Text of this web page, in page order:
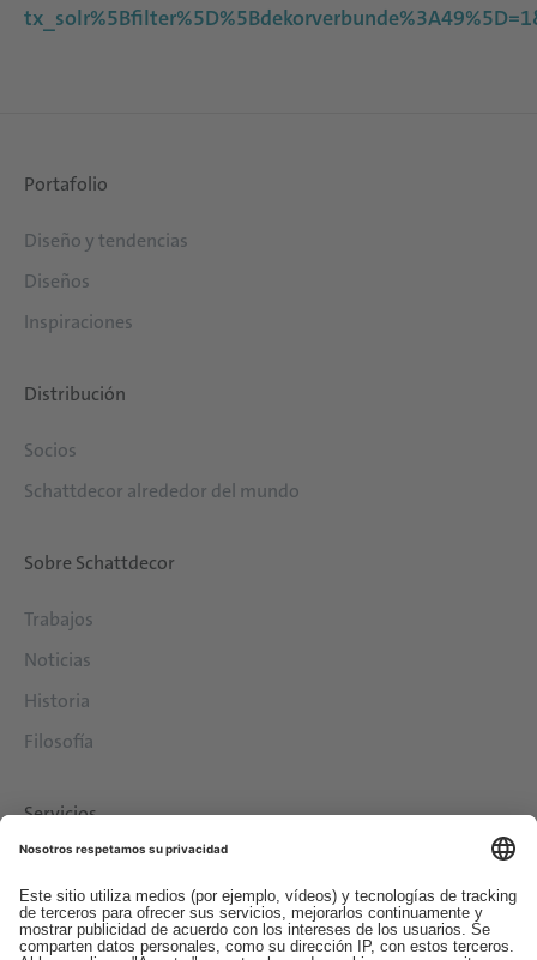
Portafolio
Diseño y tendencias
Diseños
Inspiraciones
Distribución
Socios
Schattdecor alrededor del mundo
Sobre Schattdecor
Trabajos
Noticias
Historia
Filosofía
Servicios
Contacto
EDI